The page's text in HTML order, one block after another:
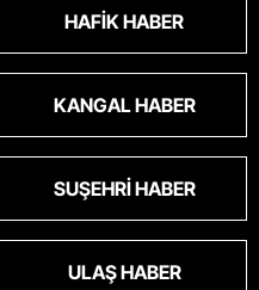
HAFIK HABER
KANGAL HABER
SUŞEHRI HABER
ULAŞ HABER